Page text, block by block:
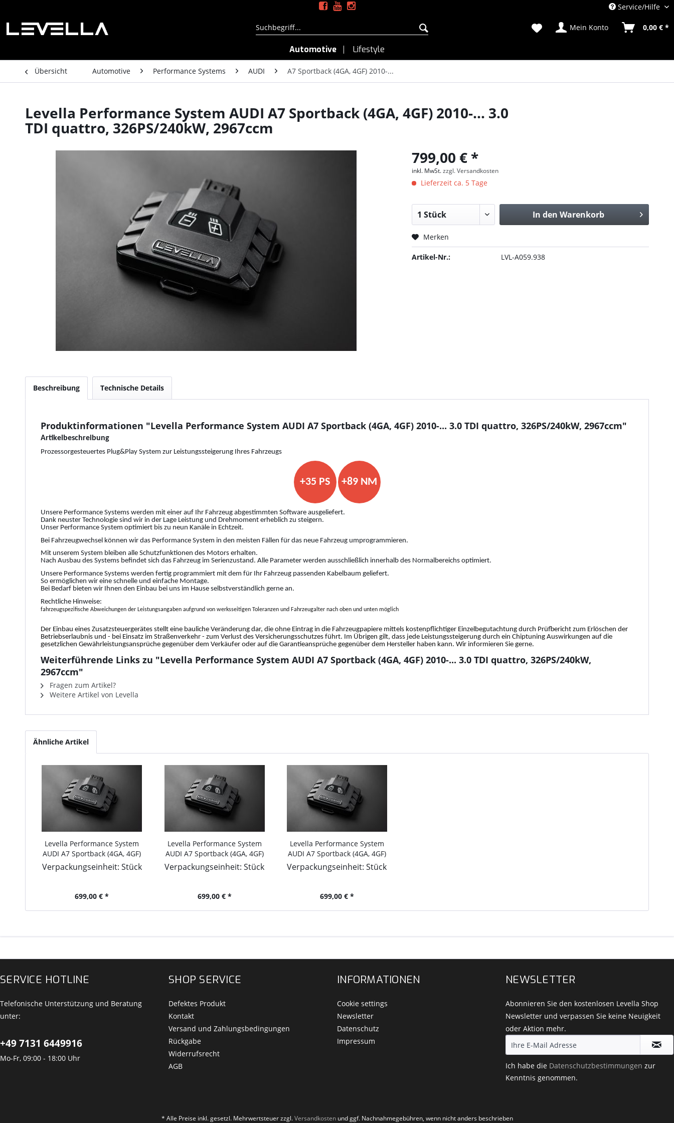
Service/Hilfe
Mein Konto 0,00 € *
Automotive Lifestyle
Übersicht Automotive Performance Systems AUDI A7 Sportback (4GA, 4GF) 2010-...
Levella Performance System AUDI A7 Sportback (4GA, 4GF) 2010-... 3.0
TDI quattro, 326PS/240kW, 2967ccm
799,00 € *
inkl. MwSt.zzgl. Versandkosten
Lieferzeit ca. 5 Tage
In den Warenkorb
Merken
Artikel-Nr.: LVL-A059.938
Beschreibung Technische Details
Produktinformationen "Levella Performance System AUDI A7 Sportback (4GA, 4GF) 2010-... 3.0 TDI quattro, 326PS/240kW, 2967ccm"
Artikelbeschreibung
Prozessorgesteuertes Plug&Play System zur Leistungssteigerung Ihres Fahrzeugs
+35 PS +89 NM
Unsere Performance Systems werden mit einer auf Ihr Fahrzeug abgestimmten Software ausgeliefert.
Dank neuster Technologie sind wir in der Lage Leistung und Drehmoment erheblich zu steigern.
Unser Performance System optimiert bis zu neun Kanäle in Echtzeit.
Bei Fahrzeugwechsel können wir das Performance System in den meisten Fällen für das neue Fahrzeug umprogrammieren.
Mit unserem System bleiben alle Schutzfunktionen des Motors erhalten.
Nach Ausbau des Systems befindet sich das Fahrzeug im Serienzustand. Alle Parameter werden ausschließlich innerhalb des Normalbereichs optimiert.
Unsere Performance Systems werden fertig programmiert mit dem für Ihr Fahrzeug passenden Kabelbaum geliefert.
So ermöglichen wir eine schnelle und einfache Montage.
Bei Bedarf bieten wir Ihnen den Einbau bei uns im Hause selbstverständlich gerne an.
Rechtliche Hinweise:
fahrzeugspezifische Abweichungen der Leistungsangaben aufgrund von werksseitigen Toleranzen und Fahrzeugalter nach oben und unten möglich
Der Einbau eines Zusatzsteuergerätes stellt eine bauliche Veränderung dar, die ohne Eintrag in die Fahrzeugpapiere mittels kostenpflichtiger Einzelbegutachtung durch Prüfbericht zum Erlöschen der
Betriebserlaubnis und - bei Einsatz im Straßenverkehr - zum Verlust des Versicherungsschutzes führt. Im Übrigen gilt, dass jede Leistungssteigerung durch ein Chiptuning Auswirkungen auf die
gesetzlichen Gewährleistungsansprüche gegenüber dem Verkäufer oder auf die Garantieansprüche gegenüber dem Hersteller haben kann. Wir informieren Sie gerne.
Weiterführende Links zu "Levella Performance System AUDI A7 Sportback (4GA, 4GF) 2010-... 3.0 TDI quattro, 326PS/240kW,
2967ccm"
Fragen zum Artikel?
Weitere Artikel von Levella
Ähnliche Artikel
Levella Performance System
AUDI A7 Sportback (4GA, 4GF)
2010-... 2.0 TFSI quattro,
252PS/185kW, 1984ccm
Verpackungseinheit: Stück
699,00 € *
Levella Performance System
AUDI A7 Sportback (4GA, 4GF)
2010-... 2.0 TFSI, 252PS/185kW,
1984ccm
Verpackungseinheit: Stück
699,00 € *
Levella Performance System
AUDI A7 Sportback (4GA, 4GF)
2010-... 3.0 TDI quattro,
190PS/140kW, 2967ccm
Verpackungseinheit: Stück
699,00 € *
SERVICE HOTLINE
Telefonische Unterstützung und Beratung
unter:
+49 7131 6449916
Mo-Fr, 09:00 - 18:00 Uhr
SHOP SERVICE
Defektes Produkt
Kontakt
Versand und Zahlungsbedingungen
Rückgabe
Widerrufsrecht
AGB
INFORMATIONEN
Cookie settings
Newsletter
Datenschutz
Impressum
NEWSLETTER
Abonnieren Sie den kostenlosen Levella Shop
Newsletter und verpassen Sie keine Neuigkeit
oder Aktion mehr.
Ich habe die Datenschutzbestimmungen zur
Kenntnis genommen.
* Alle Preise inkl. gesetzl. Mehrwertsteuer zzgl.Versandkostenund ggf. Nachnahmegebühren, wenn nicht anders beschrieben